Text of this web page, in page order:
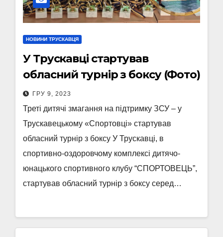
НОВИНИ ТРУСКАВЦЯ
У Трускавці стартував
обласний турнір з боксу (Фото)
ГРУ 9, 2023
Треті дитячі змагання на підтримку ЗСУ – у
Трускавецькому «Спортовці» стартував
обласний турнір з боксу У Трускавці, в
спортивно-оздоровчому комплексі дитячо-
юнацького спортивного клубу “СПОРТОВЕЦЬ”,
стартував обласний турнір з боксу серед…